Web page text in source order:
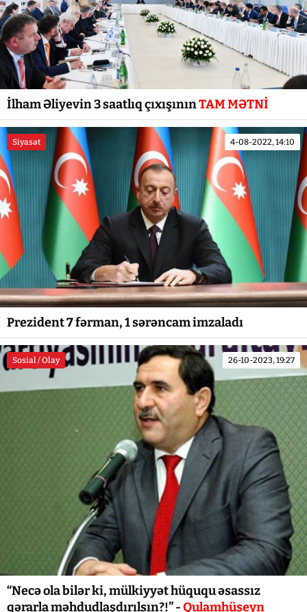
İlham Əliyevin 3 saatlıq çıxışınınTAM MƏTNİ
Siyasət 4-08-2022, 14:10
Prezident 7 fərman, 1 sərəncam imzaladı
Sosial / Olay 26-10-2023, 19:27
“Necə ola bilər ki, mülkiyyət hüququ əsassız
qərarla məhdudlaşdırılsın?!” -Qulamhüseyn